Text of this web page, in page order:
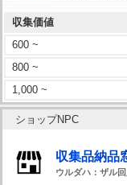
収集価値
600 ~
800 ~
1,000 ~
ショップNPC
収集品納品
ウルダハ：ザル